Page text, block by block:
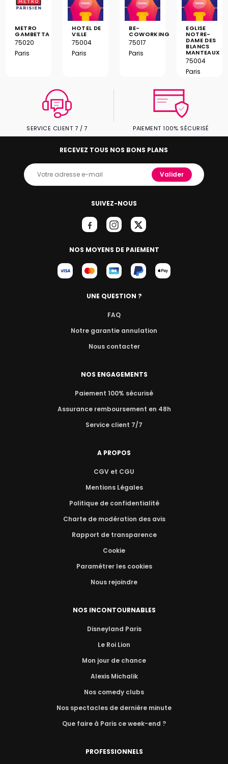
METRO
GAMBETTA
75020
Paris
HOTEL DE
VILLE
75004
Paris
BE-
COWORKING
75017
Paris
EGLISE
NOTRE-
DAME DES
BLANCS
MANTEAUX
75004
Paris
SERVICE CLIENT 7 / 7 PAIEMENT 100% SÉCURISÉ
SUIVEZ-NOUS
NOS MOYENS DE PAIEMENT
RECEVEZ TOUS NOS BONS PLANS
Valider
UNE QUESTION ?
FAQ
Notre garantie annulation
Nous contacter
NOS ENGAGEMENTS
Paiement 100% sécurisé
Assurance remboursement en 48h
Service client 7/7
A PROPOS
CGV et CGU
Mentions Légales
Politique de confidentialité
Charte de modération des avis
Rapport de transparence
Cookie
Paramétrer les cookies
Nous rejoindre
NOS INCONTOURNABLES
Disneyland Paris
Le Roi Lion
Mon jour de chance
Alexis Michalik
Nos comedy clubs
Nos spectacles de dernière minute
Que faire à Paris ce week-end ?
PROFESSIONNELS